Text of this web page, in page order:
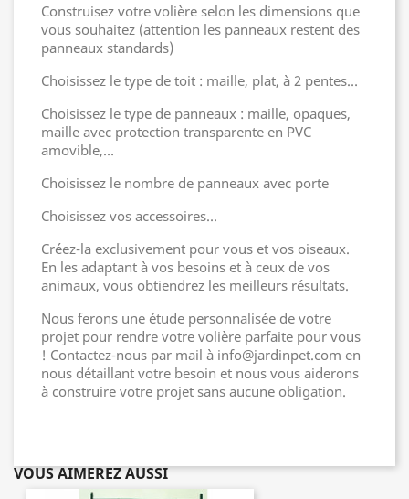
Construisez votre volière selon les dimensions que
vous souhaitez (attention les panneaux restent des
panneaux standards)
Choisissez le type de toit : maille, plat, à 2 pentes…
Choisissez le type de panneaux : maille, opaques,
maille avec protection transparente en PVC
amovible,…
Choisissez le nombre de panneaux avec porte
Choisissez vos accessoires…
Créez-la exclusivement pour vous et vos oiseaux.
En les adaptant à vos besoins et à ceux de vos
animaux, vous obtiendrez les meilleurs résultats.
Nous ferons une étude personnalisée de votre
projet pour rendre votre volière parfaite pour vous
! Contactez-nous par mail à info@jardinpet.com en
nous détaillant votre besoin et nous vous aiderons
à construire votre projet sans aucune obligation.
VOUS AIMEREZ AUSSI